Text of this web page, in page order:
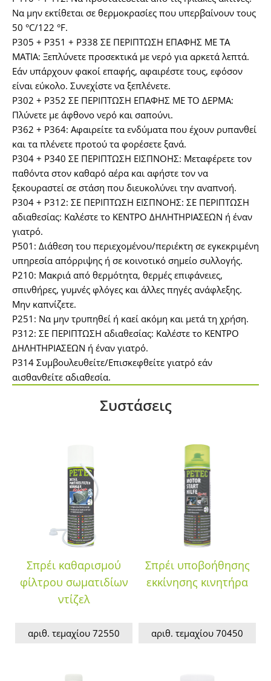
Να μην εκτίθεται σε θερμοκρασίες που υπερβαίνουν τους
50 °C/122 °F.
P305 + P351 + P338 ΣΕ ΠΕΡΙΠΤΩΣΗ ΕΠΑΦΗΣ ΜΕ ΤΑ
ΜΑΤΙΑ: Ξεπλύνετε προσεκτικά με νερό για αρκετά λεπτά.
Εάν υπάρχουν φακοί επαφής, αφαιρέστε τους, εφόσον
είναι εύκολο. Συνεχίστε να ξεπλένετε.
P302 + P352 ΣΕ ΠΕΡΙΠΤΩΣΗ ΕΠΑΦΗΣ ΜΕ ΤΟ ΔΕΡΜΑ:
Πλύνετε με άφθονο νερό και σαπούνι.
P362 + P364: Αφαιρείτε τα ενδύματα που έχουν ρυπανθεί
και τα πλένετε προτού τα φορέσετε ξανά.
P304 + P340 ΣΕ ΠΕΡΙΠΤΩΣΗ ΕΙΣΠΝΟΗΣ: Μεταφέρετε τον
παθόντα στον καθαρό αέρα και αφήστε τον να
ξεκουραστεί σε στάση που διευκολύνει την αναπνοή.
P304 + P312: ΣΕ ΠΕΡΙΠΤΩΣΗ ΕΙΣΠΝΟΗΣ: ΣΕ ΠΕΡΙΠΤΩΣΗ
αδιαθεσίας: Καλέστε το ΚΕΝΤΡΟ ΔΗΛΗΤΗΡΙΑΣΕΩΝ ή έναν
γιατρό.
P501: Διάθεση του περιεχομένου/περιέκτη σε εγκεκριμένη
υπηρεσία απόρριψης ή σε κοινοτικό σημείο συλλογής.
P210: Μακριά από θερμότητα, θερμές επιφάνειες,
σπινθήρες, γυμνές φλόγες και άλλες πηγές ανάφλεξης.
Μην καπνίζετε.
P251: Να μην τρυπηθεί ή καεί ακόμη και μετά τη χρήση.
P312: ΣΕ ΠΕΡΙΠΤΩΣΗ αδιαθεσίας: Καλέστε το ΚΕΝΤΡΟ
ΔΗΛΗΤΗΡΙΑΣΕΩΝ ή έναν γιατρό.
P314 Συμβουλευθείτε/Επισκεφθείτε γιατρό εάν
αισθανθείτε αδιαθεσία.
Συστάσεις
Σπρέι καθαρισμού
φίλτρου σωματιδίων
ντίζελ
αριθ. τεμαχίου 72550
Σπρέι υποβοήθησης
εκκίνησης κινητήρα
αριθ. τεμαχίου 70450